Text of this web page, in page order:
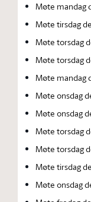
Møte mandag
Møte tirsdag
Møte torsdag
Møte torsdag
Møte mandag
Møte onsdag
Møte onsdag
Møte torsdag
Møte torsdag
Møte tirsdag
Møte onsdag